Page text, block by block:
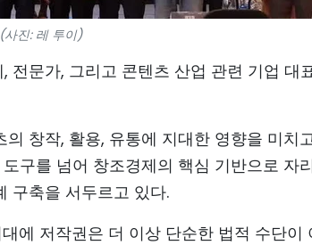
사진: 레 투이)
전문가, 그리고 콘텐츠 산업 관련 기업 대
창작, 활용, 유통에 지대한 영향을 미치
구를 넘어 창조경제의 핵심 기반으로 자
구축을 서두르고 있다.
에 저작권은 더 이상 단순한 법적 수단이